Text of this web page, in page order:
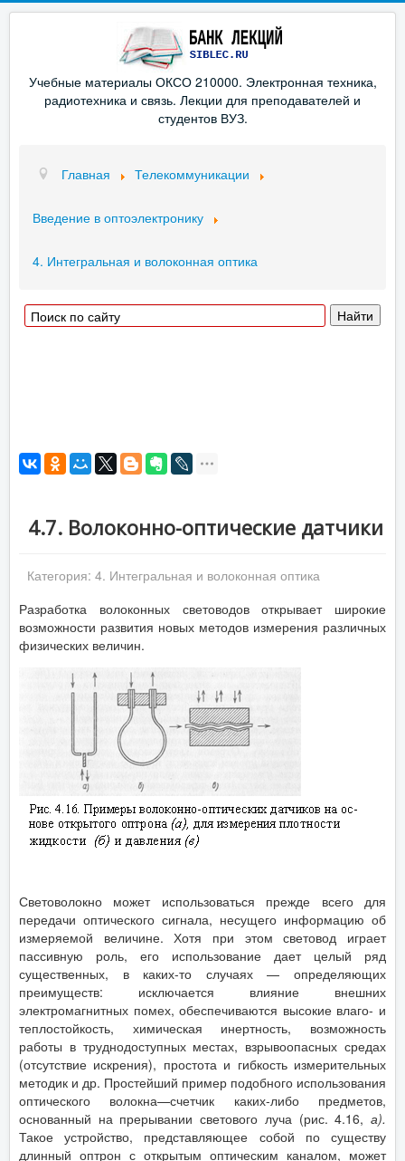
Учебные материалы ОКСО 210000. Электронная техника,
радиотехника и связь. Лекции для преподавателей и
студентов ВУЗ.
Главная Телекоммуникации
Введение в оптоэлектронику
4. Интегральная и волоконная оптика
4.7. Волоконно-оптические датчики
Категория: 4. Интегральная и волоконная оптика
Разработка волоконных световодов открывает широкие
возможности развития новых методов измерения различных
физических величин.
Световолокно может использоваться прежде всего для
передачи оптического сигнала, несущего информацию об
измеряемой величине. Хотя при этом световод играет
пассивную роль, его использование дает целый ряд
существенных, в каких-то случаях — определяющих
преимуществ: исключается влияние внешних
электромагнитных помех, обеспечиваются высокие влаго- и
теплостойкость, химическая инертность, возможность
работы в труднодоступных местах, взрывоопасных средах
(отсутствие искрения), простота и гибкость измерительных
методик и др. Простейший пример подобного использования
оптического волокна—счетчик каких-либо предметов,
основанный на прерывании светового луча (рис. 4.16, а).
Такое устройство, представляющее собой по существу
длинный оптрон с открытым оптическим каналом, может